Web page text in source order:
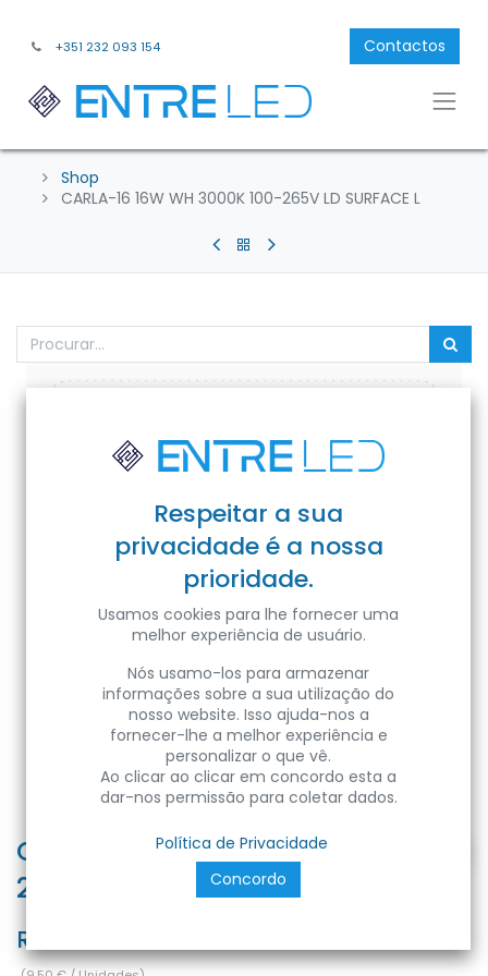
+351 232 093 154 Contactos
Shop
CARLA-16 16W WH 3000K 100-265V LD SURFACE L
CARLA-16 16W WH 3000K 100-
265V LD SURFACE L
Ref:
Respeitar a sua
privacidade é a nossa
prioridade.
Usamos cookies para lhe fornecer uma
melhor experiência de usuário.
Nós usamo-los para armazenar
informações sobre a sua utilização do
nosso website. Isso ajuda-nos a
fornecer-lhe a melhor experiência e
personalizar o que vê.
Ao clicar ao clicar em concordo esta a
dar-nos permissão para coletar dados.
Política de Privacidade
Concordo